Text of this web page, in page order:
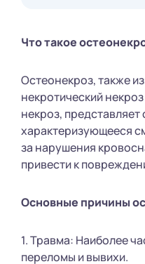
Что такое
Остеонекроз, также
некротический
некроз,
характеризующееся
за нарушения
привести к
Основные причины
1. Травма: Наиболее
переломы и вывихи.